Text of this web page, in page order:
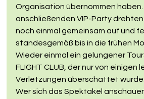
Organisation übernommen haben.
anschließenden VIP-Party
noch einmal gemeinsam auf und
standesgemäß bis in die frühen
Wieder einmal ein gelungener
FLIGHT CLUB, der nur von einigen
Verletzungen überschattet wurde.
Wer sich das Spektakel